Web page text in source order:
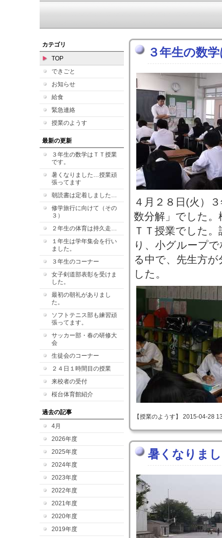
カテゴリ
TOP
できごと
お知らせ
給食
緊急連絡
授業のようす
最新の更新
３年生の数学はＴＴ授業
です。
暑くなりました…授業頑
張ってます
朝読書は定着しました…
修学旅行に向けて（その
３）
２年生の体育は持久走…
１年生は学年集会を行い
ました。
３年生のコーナー
女子剣道部表彰を受けま
した。
最初の朝礼がありまし
た。
ソフトテニス部も練習頑
張ってます。
サッカー部・春の研修大
会
生徒会のコーナー
２４日１時間目の授業
来校者の受付
桜台体育館紹介
過去の記事
4月
2026年度
2025年度
2024年度
2023年度
2022年度
2021年度
2020年度
2019年度
３年生の数
４月２８日(火）
数分解」でした
ＴＴ授業でした
り、小グループ
る中で、先生方
した。
【授業のようす】 2015-04-28
暑くなりま